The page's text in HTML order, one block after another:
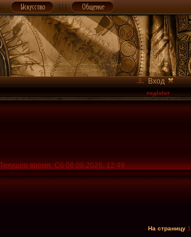
Вход
Текущее время: Сб 08.08.2026, 12:49
На страницу 1